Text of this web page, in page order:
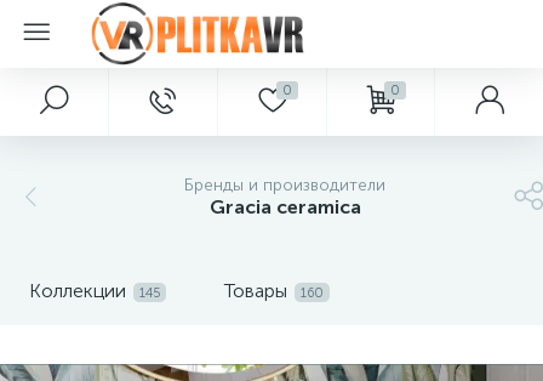
0 0
Бренды и производители
Gracia ceramica
Коллекции 145 Товары 160